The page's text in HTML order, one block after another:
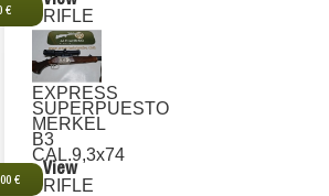
€ RIFLE
EXPRESS
SUPERPUESTO
MERKEL
B3
CAL.9,3x74
€
View
RIFLE